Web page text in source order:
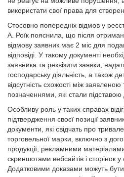
використати свої права для
Стосовно попередніх відмов у
А. Роїк пояснила, що після
відмову заявник має 2 міс для
відповіді. У такому документі
заявника та реквізити заявки,
господарську діяльність, а також
відсутність схожості між
позначеннями, які стали підставою
Особливу роль у таких справах
підтвердження своєї позиції
документи, які свідчать про
торговельної марки, включно з
продукції, рекламними
скриншотами вебсайтів і сторінок
Додатковими доказами можуть бути